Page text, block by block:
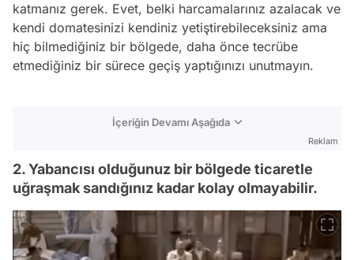
katmanız gerek. Evet, belki harcamalarınız azalacak ve
kendi domatesinizi kendiniz yetiştirebileceksiniz ama
hiç bilmediğiniz bir bölgede, daha önce tecrübe
etmediğiniz bir sürece geçiş yaptığınızı unutmayın.
İçeriğin Devamı Aşağıda
Reklam
2. Yabancısı olduğunuz bir bölgede ticaretle
uğraşmak sandığınız kadar kolay olmayabilir.